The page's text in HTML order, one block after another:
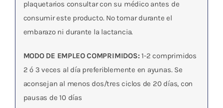
plaquetarios consultar con su médico antes de
consumir este producto. No tomar durante el
embarazo ni durante la lactancia.
MODO DE EMPLEO COMPRIMIDOS: 1-2 comprimidos
2 ó 3 veces al día preferiblemente en ayunas. Se
aconsejan al menos dos/tres ciclos de 20 días, con
pausas de 10 días